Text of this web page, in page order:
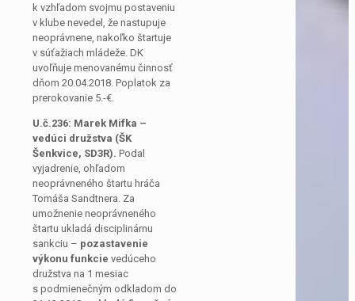
k vzhľadom svojmu postaveniu
v klube nevedel, že nastupuje
neoprávnene, nakoľko štartuje
v súťažiach mládeže. DK
uvoľňuje menovanému činnosť
dňom 20.04.2018. Poplatok za
prerokovanie 5.-€.
U.č.236: Marek Mifka –
vedúci družstva (ŠK
Šenkvice, SD3R). Podal
vyjadrenie, ohľadom
neoprávneného štartu hráča
Tomáša Sandtnera. Za
umožnenie neoprávneného
štartu ukladá disciplinárnu
sankciu – pozastavenie
výkonu funkcie vedúceho
družstva na 1 mesiac
s podmienečným odkladom do